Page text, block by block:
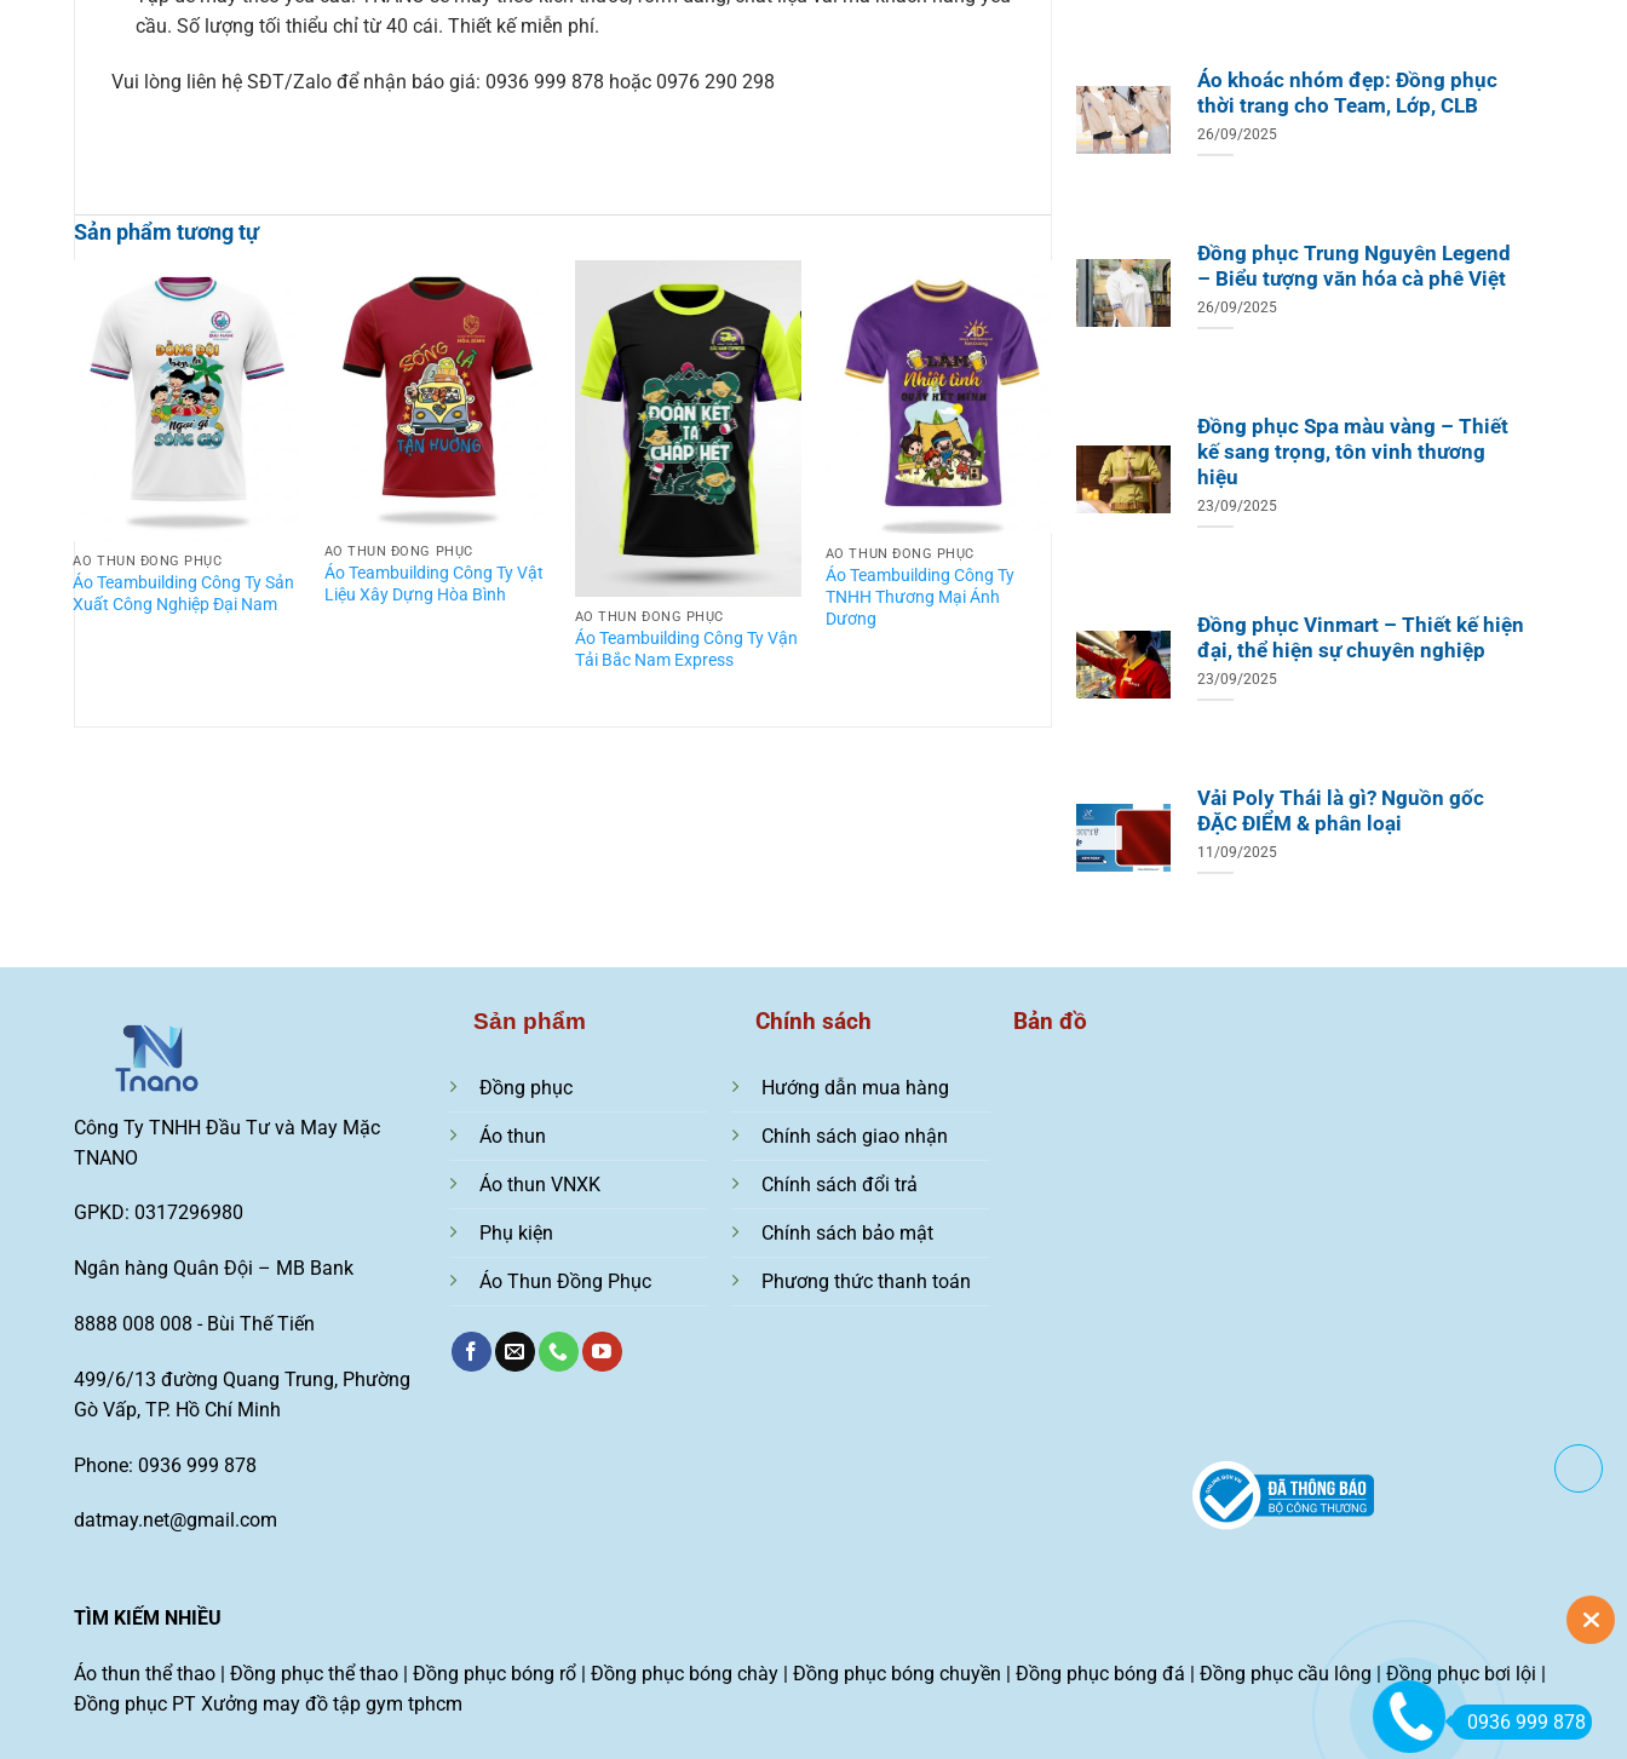
cầu. Số lượng tối thiểu chỉ từ 40 cái. Thiết kế miễn phí.
Vui lòng liên hệ SĐT/Zalo để nhận báo giá: 0936 999 878 hoặc 0976 290 298
Sản phẩm tương tự
ÁO THUN ĐỒNG PHỤC
Áo Teambuilding Công Ty Sản
Xuất Công Nghiệp Đại Nam
ÁO THUN ĐỒNG PHỤC
Áo Teambuilding Công Ty Vật
Liệu Xây Dựng Hòa Bình
ÁO THUN ĐỒNG PHỤC
Áo Teambuilding Công Ty Vận
Tải Bắc Nam Express
ÁO THUN ĐỒNG PHỤC
Áo Teambuilding Công Ty
TNHH Thương Mại Ánh
Dương
ÁO THUN ĐỒNG PHỤC
Áo Teambuilding Công Ty
Thủy Sản Biển Xanh
Áo khoác nhóm đẹp: Đồng phục
thời trang cho Team, Lớp, CLB
26/09/2025
Đồng phục Trung Nguyên Legend
– Biểu tượng văn hóa cà phê Việt
26/09/2025
Đồng phục Spa màu vàng – Thiết
kế sang trọng, tôn vinh thương
hiệu
23/09/2025
Đồng phục Vinmart – Thiết kế hiện
đại, thể hiện sự chuyên nghiệp
23/09/2025
Vải Poly Thái là gì? Nguồn gốc
ĐẶC ĐIỂM & phân loại
11/09/2025
Công Ty TNHH Đầu Tư và May Mặc
TNANO
GPKD: 0317296980
Ngân hàng Quân Đội – MB Bank
8888 008 008 - Bùi Thế Tiến
499/6/13 đường Quang Trung, Phường
Gò Vấp, TP. Hồ Chí Minh
Phone: 0936 999 878
datmay.net@gmail.com
Sản phẩm
Đồng phục
Áo thun
Áo thun VNXK
Phụ kiện
Áo Thun Đồng Phục
Chính sách
Hướng dẫn mua hàng
Chính sách giao nhận
Chính sách đổi trả
Chính sách bảo mật
Phương thức thanh toán
Bản đồ
TÌM KIẾM NHIỀU
Áo thun thể thao| Đồng phục thể thao| Đồng phục bóng rổ| Đồng phục bóng chày| Đồng phục bóng chuyền | Đồng phục bóng đá | Đồng phục cầu lông | Đồng phục bơi lội |
Đồng phục PT Xưởng may đồ tập gym tphcm
0936 999 878